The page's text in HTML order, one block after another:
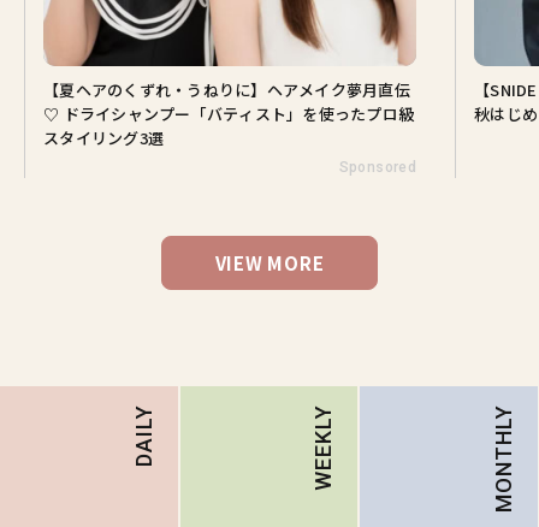
【夏ヘアのくずれ・うねりに】ヘアメイク夢月直伝
♡ ドライシャンプー「バティスト」を使ったプロ級
スタイリング3選
Sponsored
【
秋はじ
VIEW MORE
DAILY WEEKLY MONTHLY